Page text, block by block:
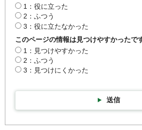
1：役に立った
2：ふつう
3：役に立たなかった
このページの情報は見つけやすかったで
1：見つけやすかった
2：ふつう
3：見つけにくかった
送信